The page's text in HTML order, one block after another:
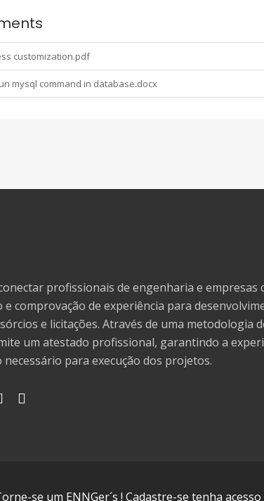
customization.pdf
mysql command in database.docx
profissionais de engenharia e empresas
e comprovação de experiência para
e licitações. Através de uma metodologia
um atestado profissional, garantindo a
necessário para execução dos projetos.
se um ENNGer´s ! Cadastre-se tenha